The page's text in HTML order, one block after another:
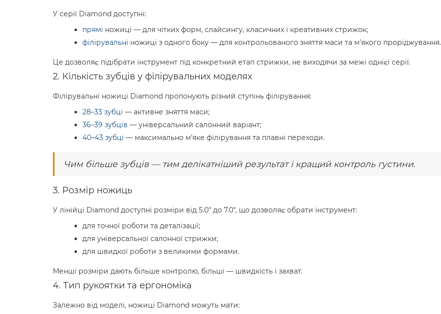
У серії Diamond доступні:
прямі ножиці — для чітких форм, слайсингу, класичних і креативних стрижок;
філірувальні ножиці з одного боку — для контрольованого зняття маси та м’якого проріджування.
Це дозволяє підібрати інструмент під конкретний етап стрижки, не виходячи за межі однієї серії.
2. Кількість зубців у філірувальних моделях
Філірувальні ножиці Diamond пропонують різний ступінь філірування:
28–33 зубці — активне зняття маси;
36–39 зубців — універсальний салонний варіант;
40–43 зубці — максимально м’яке філірування та плавні переходи.
Чим більше зубців — тим делікатніший результат і кращий контроль густини.
3. Розмір ножиць
У лінійці Diamond доступні розміри від 5.0" до 7.0", що дозволяє обрати інструмент:
для точної роботи та деталізації;
для універсальної салонної стрижки;
для швидкої роботи з великими формами.
Менші розміри дають більше контролю, більші — швидкість і захват.
4. Тип рукоятки та ергономіка
Залежно від моделі, ножиці Diamond можуть мати: